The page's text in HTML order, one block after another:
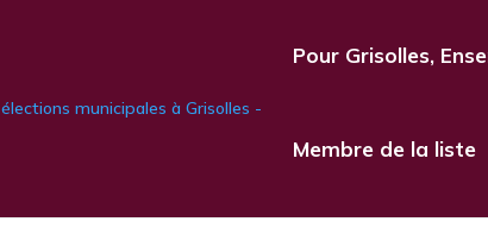
Pour Grisolles,
Membre de la liste